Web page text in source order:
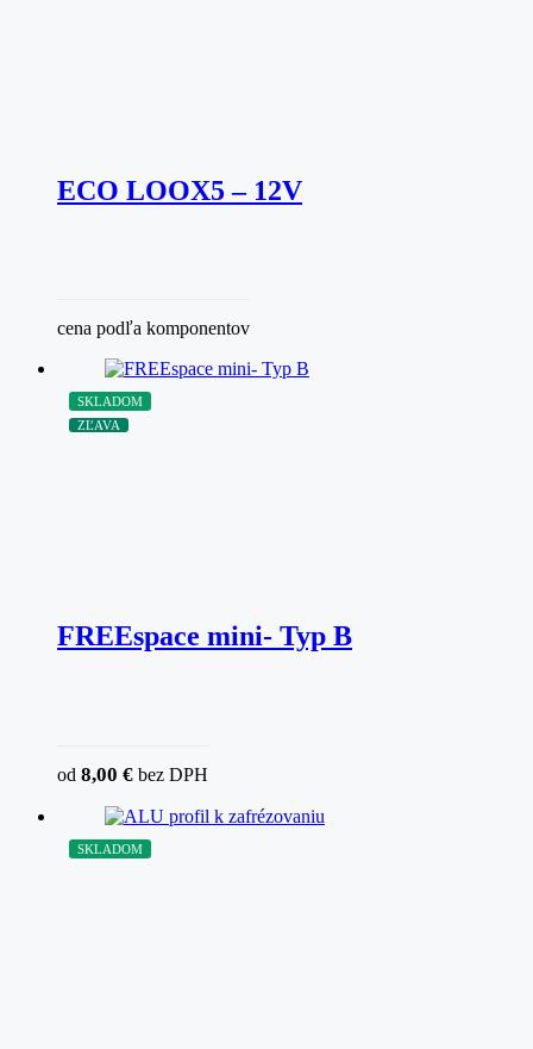
ECO LOOX5 – 12V
cena podľa komponentov
SKLADOM
ZĽAVA
FREEspace mini- Typ B
od 8,00 € bez DPH
SKLADOM